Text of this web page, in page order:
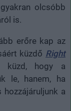
olcsóbb
is.
erőre kap az
küzdő Right
küzd, hogy a
le, hanem, ha
hozzájáruljunk a